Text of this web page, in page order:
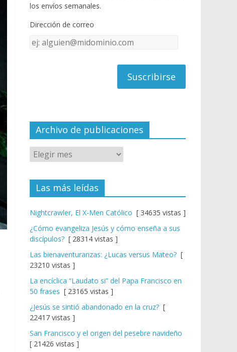
o
k e
C
el
los envíos semanales.
Dirección de correo
Dirección
Archivo de publicaciones
Las más leídas
Nightcrawler, El X-Men Católico [ 34635 vistas ]
¿Cómo evangeliza Jesús y cómo enseña a sus
discípulos? [ 28314 vistas ]
Las bienaventuranzas: ¿Lucas versus Mateo? [
23210 vistas ]
La encíclica “Laudato si” del Papa Francisco en
50 frases [ 23165 vistas ]
¿Jesús se sintió abandonado en la cruz? [
22417 vistas ]
San Francisco y el origen del pesebre navideño
[ 21426 vistas ]